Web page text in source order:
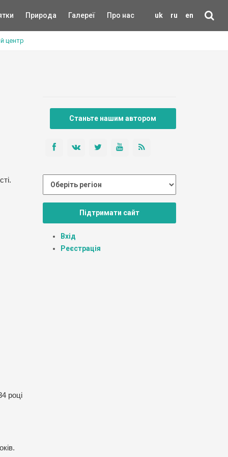
uk ru en
Природа Галереї Про нас
центр
році
Станьте нашим автором
Підтримати сайт
Вхід
Реєстрація